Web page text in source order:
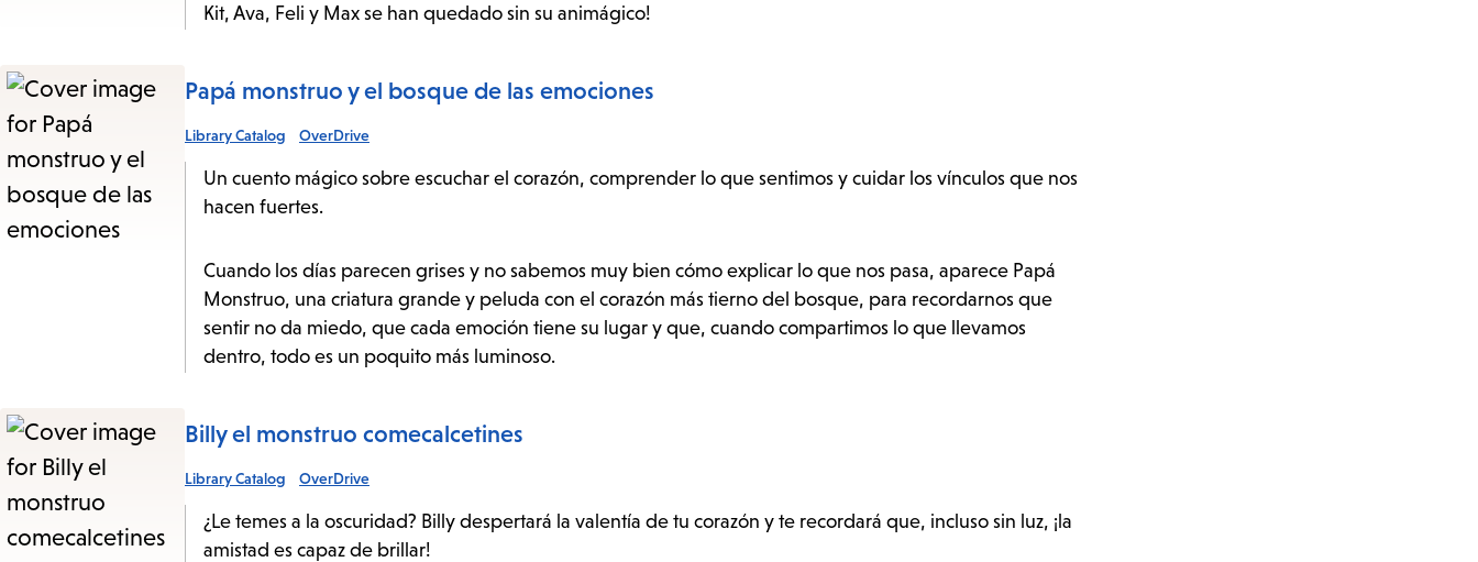
Kit, Ava, Feli y Max se han quedado sin su animágico!
Papá monstruo y el bosque de las emociones
Library Catalog OverDrive
Un cuento mágico sobre escuchar el corazón, comprender lo que sentimos y cuidar los vínculos que nos
hacen fuertes.
Cuando los días parecen grises y no sabemos muy bien cómo explicar lo que nos pasa, aparece Papá
Monstruo, una criatura grande y peluda con el corazón más tierno del bosque, para recordarnos que
sentir no da miedo, que cada emoción tiene su lugar y que, cuando compartimos lo que llevamos
dentro, todo es un poquito más luminoso.
Billy el monstruo comecalcetines
Library Catalog OverDrive
¿Le temes a la oscuridad? Billy despertará la valentía de tu corazón y te recordará que, incluso sin luz, ¡la
amistad es capaz de brillar!